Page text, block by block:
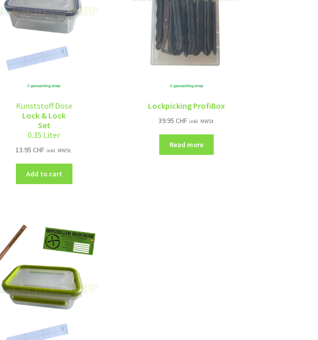
Kunststoff Dose
Lock & Lock
Set
0.35 Liter
13.95CHF inkl. MWSt.
Add to cart
Lockpicking ProfiBox
39.95 CHF inkl. MWSt.
Read more